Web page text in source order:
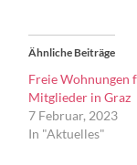
Ähnliche Beiträge
Freie Wohnungen
Mitglieder in Graz
7 Februar, 2023
In "Aktuelles"